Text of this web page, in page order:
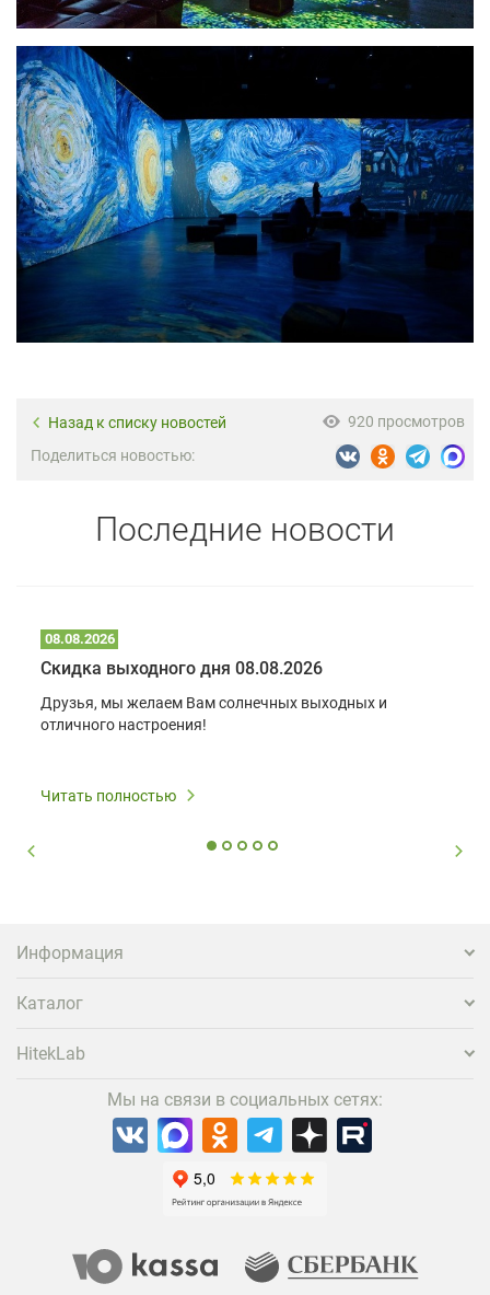
Назад к списку новостей
920 просмотров
Поделиться новостью:
Последние новости
08.08.2026
Скидка выходного дня 08.08.2026
Друзья, мы желаем Вам солнечных выходных и
отличного настроения!
Читать полностью
Информация
Каталог
HitekLab
Мы на связи в социальных сетях: